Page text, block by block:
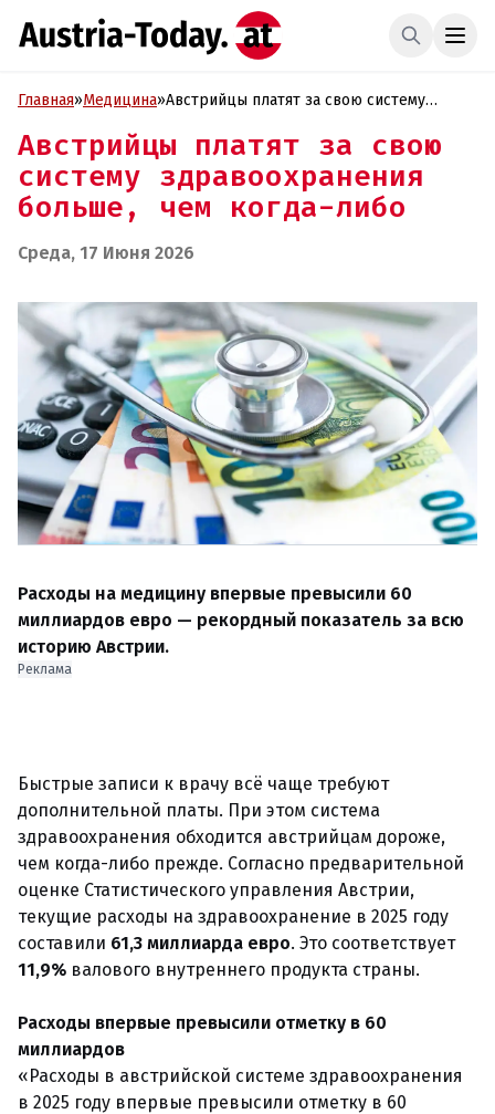
Главная»Медицина»Австрийцы платят за свою систему
либо
Австрийцы платят за свою
систему здравоохранения
больше, чем когда-либо
Среда, 17 Июня 2026
Расходы на медицину впервые превысили 60
миллиардов евро — рекордный показатель за всю
историю Австрии.
Реклама
Быстрые записи к врачу всё чаще требуют
дополнительной платы. При этом система
здравоохранения обходится австрийцам дороже,
чем когда-либо прежде. Согласно предварительной
оценке Статистического управления Австрии,
текущие расходы на здравоохранение в 2025 году
составили 61,3 миллиарда евро. Это соответствует
11,9% валового внутреннего продукта страны.
Расходы впервые превысили отметку в 60
миллиардов
«Расходы в австрийской системе здравоохранения
в 2025 году впервые превысили отметку в 60